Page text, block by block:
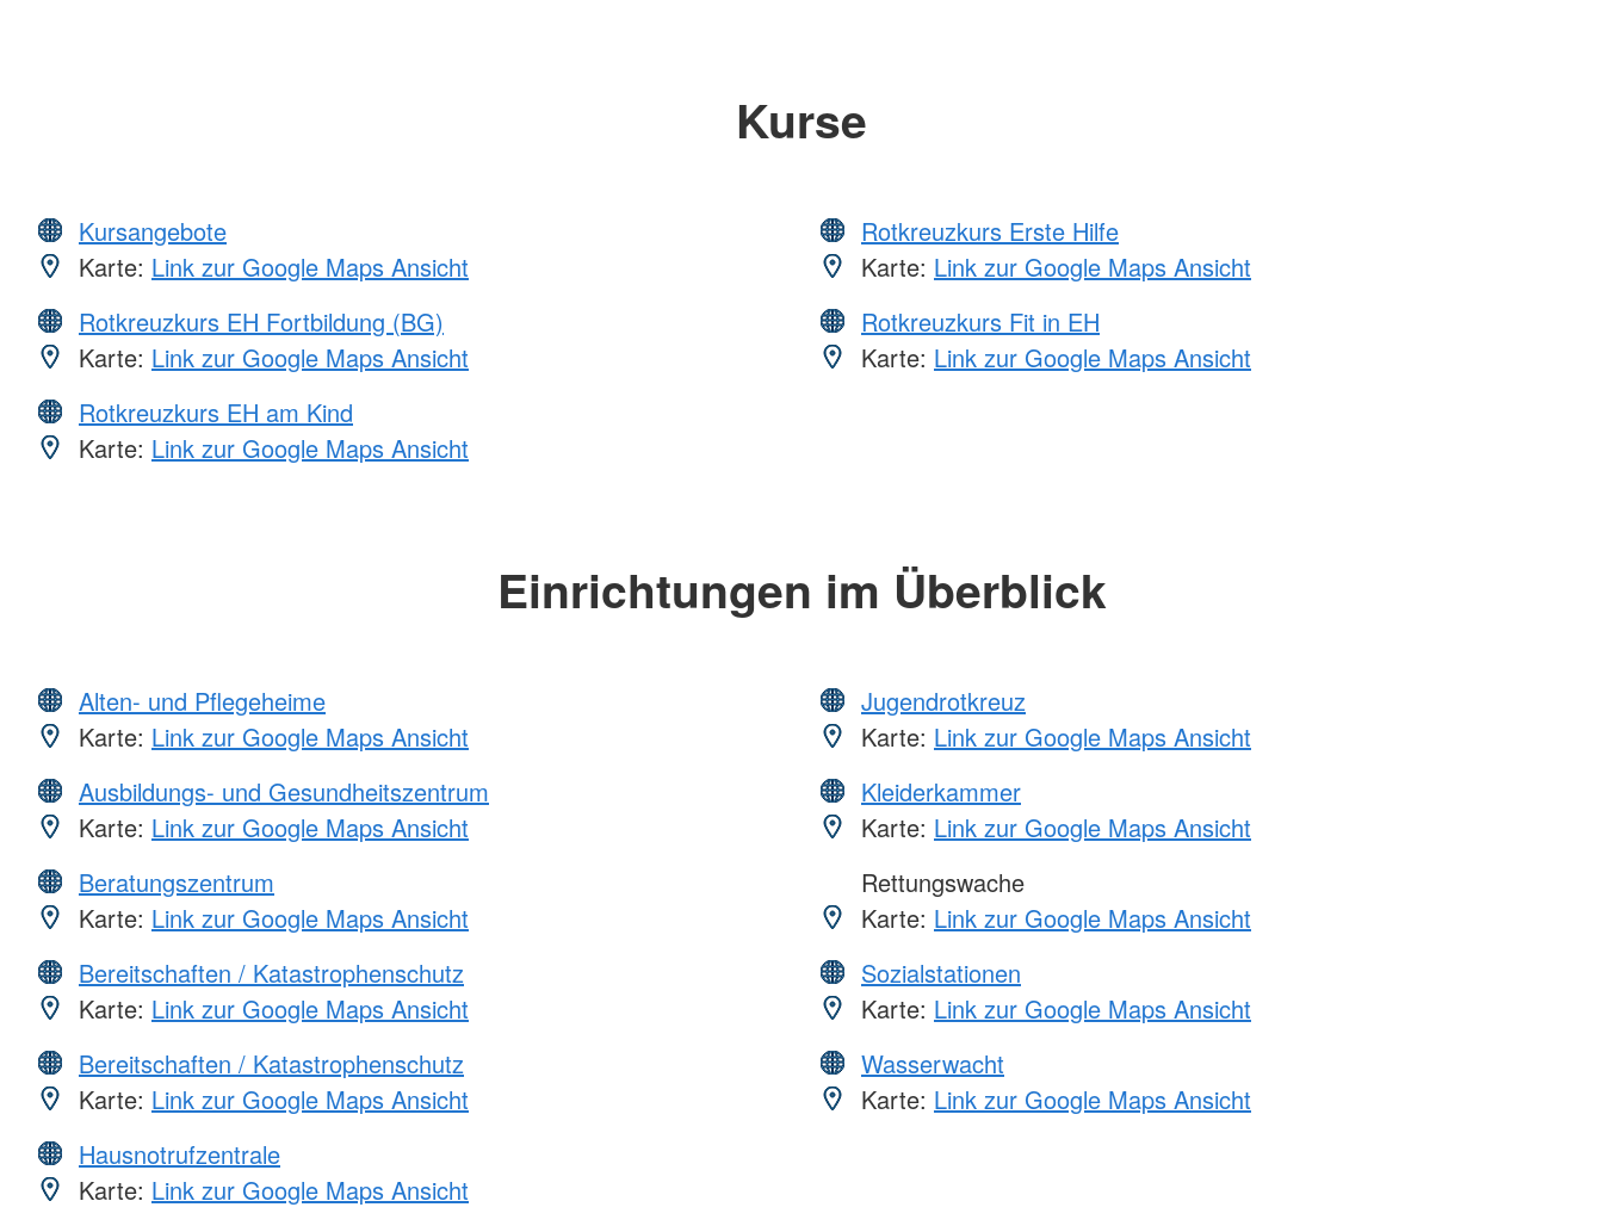
Kurse
Kursangebote
Karte: Link zur Google Maps Ansicht
Rotkreuzkurs EH Fortbildung (BG)
Karte: Link zur Google Maps Ansicht
Rotkreuzkurs EH am Kind
Karte: Link zur Google Maps Ansicht
Rotkreuzkurs Erste Hilfe
Karte: Link zur Google Maps Ansicht
Rotkreuzkurs Fit in EH
Karte: Link zur Google Maps Ansicht
Einrichtungen im Überblick
Alten- und Pflegeheime
Karte: Link zur Google Maps Ansicht
Ausbildungs- und Gesundheitszentrum
Karte: Link zur Google Maps Ansicht
Beratungszentrum
Karte: Link zur Google Maps Ansicht
Bereitschaften / Katastrophenschutz
Karte: Link zur Google Maps Ansicht
Bereitschaften / Katastrophenschutz
Karte: Link zur Google Maps Ansicht
Hausnotrufzentrale
Karte: Link zur Google Maps Ansicht
Jugendrotkreuz
Karte: Link zur Google Maps Ansicht
Kleiderkammer
Karte: Link zur Google Maps Ansicht
Rettungswache
Karte: Link zur Google Maps Ansicht
Sozialstationen
Karte: Link zur Google Maps Ansicht
Wasserwacht
Karte: Link zur Google Maps Ansicht